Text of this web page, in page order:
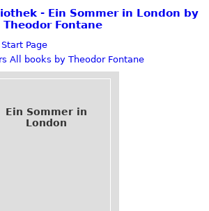
- Ein Sommer in London by
Theodor Fontane
Start Page
All books by Theodor Fontane
Ein Sommer in
London